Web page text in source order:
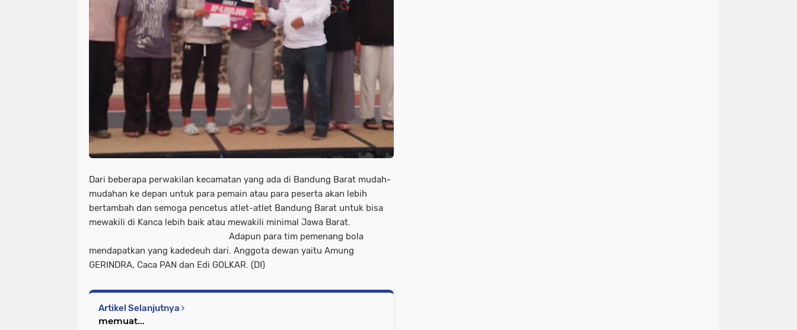
Dari beberapa perwakilan kecamatan yang ada di Bandung Barat mudah-
mudahan ke depan untuk para pemain atau para peserta akan lebih
bertambah dan semoga pencetus atlet-atlet Bandung Barat untuk bisa
mewakili di Kanca lebih baik atau mewakili minimal Jawa Barat.
Adapun para tim pemenang bola
mendapatkan yang kadedeuh dari. Anggota dewan yaitu Amung
GERINDRA, Caca PAN dan Edi GOLKAR. (DI)
Artikel Selanjutnya
memuat...